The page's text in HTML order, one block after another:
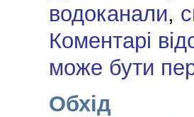
водоканали,
Коментарі
може бути
Обхід